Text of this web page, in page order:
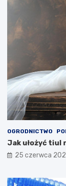
OGRODNICTWO
Jak ułożyć tiul
25 czerwca